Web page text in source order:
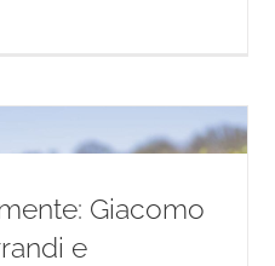
Giacomo
e